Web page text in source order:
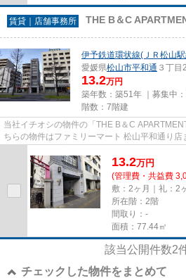
賃貸｜店舗事務所 THE B＆C
伊予鉄道環状線(ＪＲ松山
愛媛県松山市平和通 ３丁目
13.2万円
築年数：築51年 ｜募集中：
階数：7階建
当社イチオシの物件の「THE B＆C
ちらの物件はファミリーマート 松山平和通り
13.2万円
(管理費・共益費
敷：2ヶ月｜礼：2
所在階：2階
間取り：-
面積：77.44㎡
該当公開件数2
チェックした物件をまとめて